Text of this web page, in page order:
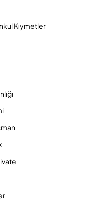
Kıymetler